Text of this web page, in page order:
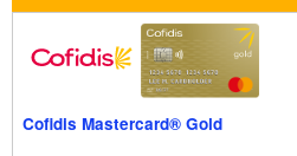
Cofidis Mastercard® Gold